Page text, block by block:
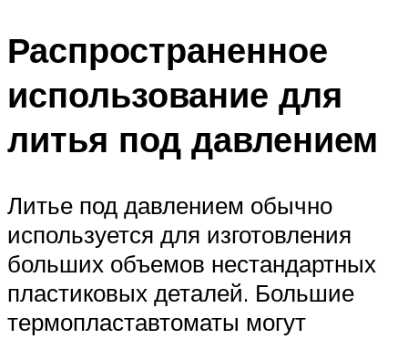
Распространенное
использование для
литья под давлением
Литье под давлением обычно
используется для изготовления
больших объемов нестандартных
пластиковых деталей. Большие
термопластавтоматы могут